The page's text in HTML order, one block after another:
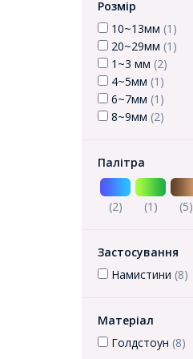
Розмір
10~13мм (1)
20~29мм (1)
1~3 мм (2)
4~5мм (1)
6~7мм (1)
8~9мм (2)
Палітра
(2) (1) (5)
Застосування
Намистини (8)
Матеріал
Голдстоун (8)